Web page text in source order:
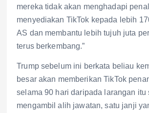
mereka tidak akan menghadapi
menyediakan TikTok kepada lebih
AS dan membantu lebih tujuh juta
terus berkembang.”
Trump sebelum ini berkata beliau
besar akan memberikan TikTok
selama 90 hari daripada larangan itu
mengambil alih jawatan, satu janji